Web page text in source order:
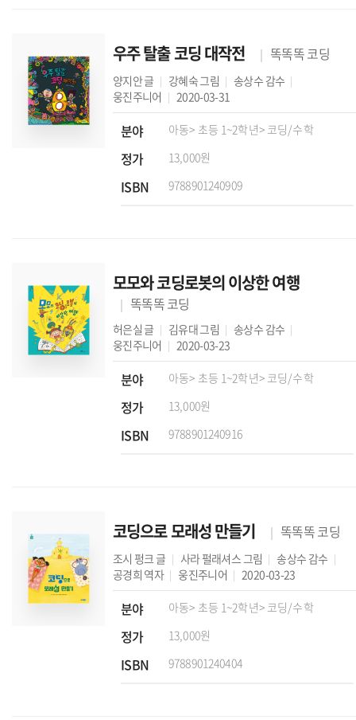
우주 탈출 코딩 대작전 똑똑똑 코딩
양지안글 강혜숙그림 송상수 감수
웅진주니어
2020-03-31
분야 아동> 초등 1~2학년> 코딩/수학
정가 13,000원
ISBN 9788901240909
모모와 코딩로봇의 이상한 여행
똑똑똑 코딩
허은실 글 김유대그림 송상수 감수
웅진주니어
2020-03-23
분야 아동> 초등 1~2학년> 코딩/수학
정가 13,000원
ISBN 9788901240916
코딩으로 모래성 만들기 똑똑똑 코딩
조시 펑크 글 사라 펄래셔스그림 송상수 감수
공경희 역자 웅진주니어 2020-03-23
분야 아동> 초등 1~2학년> 코딩/수학
정가 13,000원
ISBN 9788901240404